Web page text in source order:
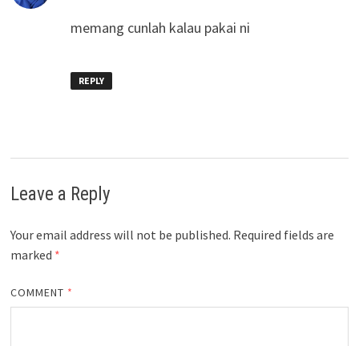
memang cunlah kalau pakai ni
REPLY
Leave a Reply
Your email address will not be published. Required fields are
marked *
COMMENT *